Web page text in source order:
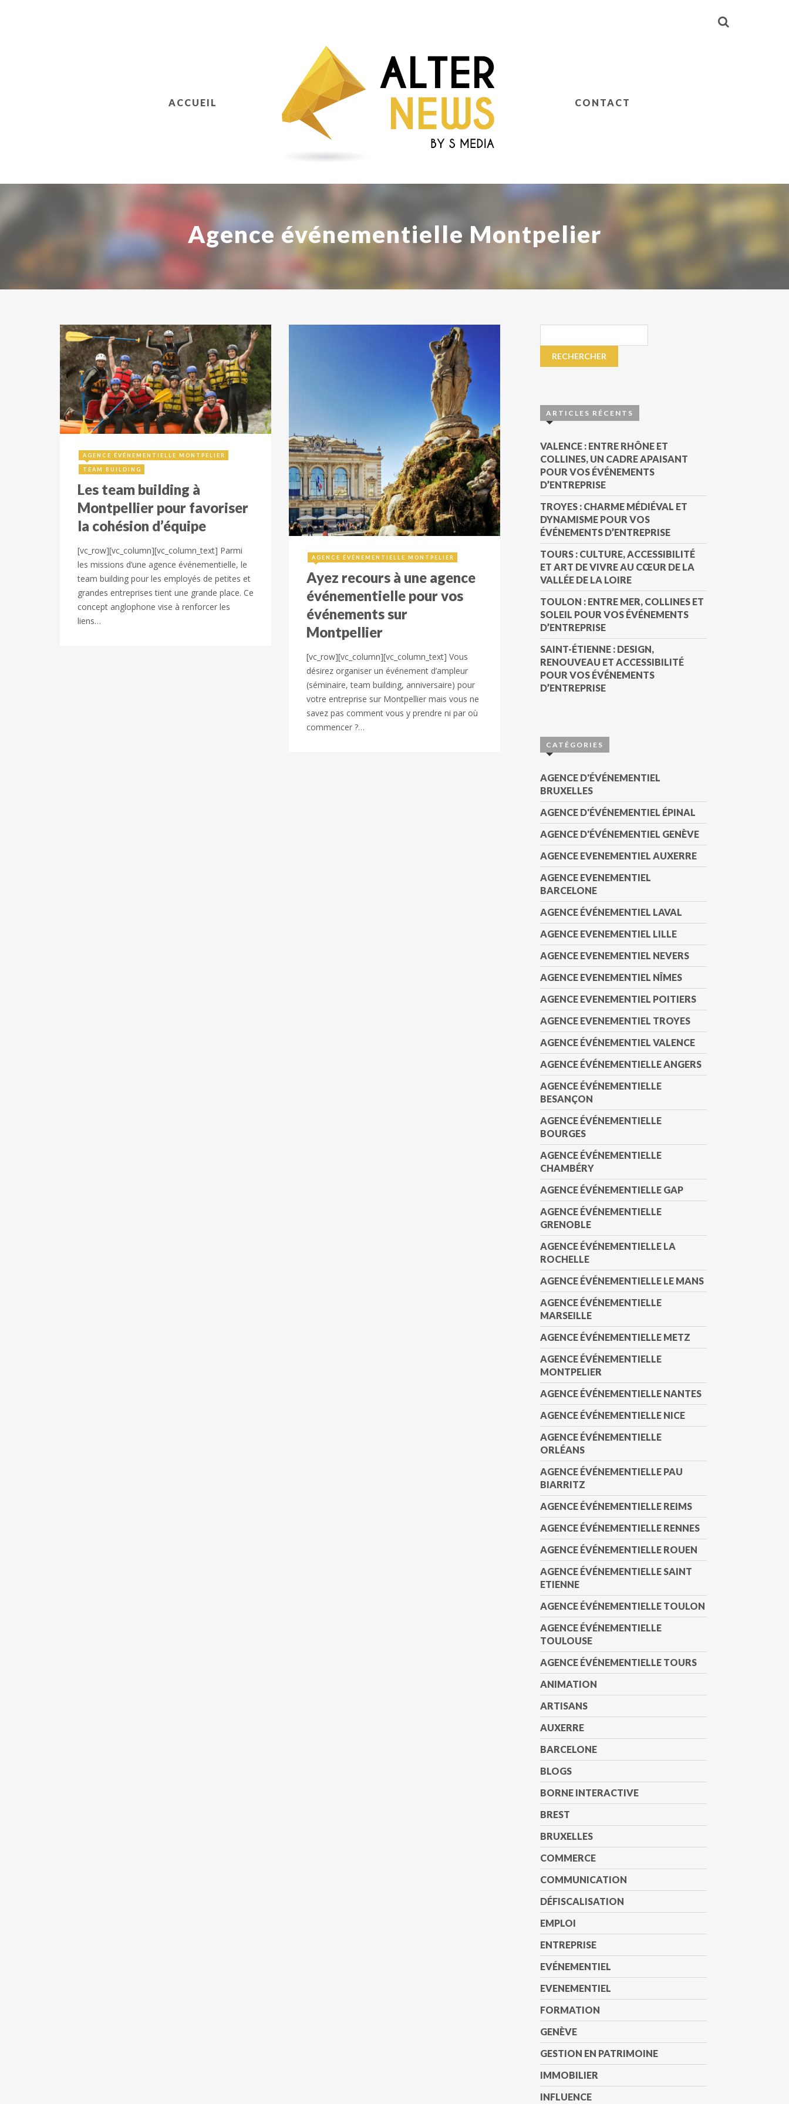
ACCUEIL CONTACT
Agence événementielle Montpelier
ARTICLES RÉCENTS
VALENCE : ENTRE RHÔNE ET
COLLINES, UN CADRE APAISANT
POUR VOS ÉVÉNEMENTS
D’ENTREPRISE
TROYES : CHARME MÉDIÉVAL ET
DYNAMISME POUR VOS
ÉVÉNEMENTS D’ENTREPRISE
TOURS : CULTURE, ACCESSIBILITÉ
ET ART DE VIVRE AU CŒUR DE LA
VALLÉE DE LA LOIRE
TOULON : ENTRE MER, COLLINES ET
SOLEIL POUR VOS ÉVÉNEMENTS
D’ENTREPRISE
SAINT-ÉTIENNE : DESIGN,
RENOUVEAU ET ACCESSIBILITÉ
POUR VOS ÉVÉNEMENTS
D’ENTREPRISE
CATÉGORIES
AGENCE D'ÉVÉNEMENTIEL
BRUXELLES
AGENCE D'ÉVÉNEMENTIEL ÉPINAL
AGENCE D'ÉVÉNEMENTIEL GENÈVE
AGENCE EVENEMENTIEL AUXERRE
AGENCE EVENEMENTIEL
BARCELONE
AGENCE ÉVÉNEMENTIEL LAVAL
AGENCE EVENEMENTIEL LILLE
AGENCE EVENEMENTIEL NEVERS
AGENCE EVENEMENTIEL NÎMES
AGENCE EVENEMENTIEL POITIERS
AGENCE EVENEMENTIEL TROYES
AGENCE ÉVÉNEMENTIEL VALENCE
AGENCE ÉVÉNEMENTIELLE ANGERS
AGENCE ÉVÉNEMENTIELLE
BESANÇON
AGENCE ÉVÉNEMENTIELLE
BOURGES
AGENCE ÉVÉNEMENTIELLE
CHAMBÉRY
AGENCE ÉVÉNEMENTIELLE GAP
AGENCE ÉVÉNEMENTIELLE
GRENOBLE
AGENCE ÉVÉNEMENTIELLE LA
ROCHELLE
AGENCE ÉVÉNEMENTIELLE LE MANS
AGENCE ÉVÉNEMENTIELLE
MARSEILLE
AGENCE ÉVÉNEMENTIELLE METZ
AGENCE ÉVÉNEMENTIELLE
MONTPELIER
AGENCE ÉVÉNEMENTIELLE NANTES
AGENCE ÉVÉNEMENTIELLE NICE
AGENCE ÉVÉNEMENTIELLE
ORLÉANS
AGENCE ÉVÉNEMENTIELLE PAU
BIARRITZ
AGENCE ÉVÉNEMENTIELLE REIMS
AGENCE ÉVÉNEMENTIELLE RENNES
AGENCE ÉVÉNEMENTIELLE ROUEN
AGENCE ÉVÉNEMENTIELLE SAINT
ETIENNE
AGENCE ÉVÉNEMENTIELLE TOULON
AGENCE ÉVÉNEMENTIELLE
TOULOUSE
AGENCE ÉVÉNEMENTIELLE TOURS
ANIMATION
ARTISANS
AUXERRE
BARCELONE
BLOGS
BORNE INTERACTIVE
BREST
BRUXELLES
COMMERCE
COMMUNICATION
DÉFISCALISATION
EMPLOI
ENTREPRISE
EVÉNEMENTIEL
EVENEMENTIEL
FORMATION
GENÈVE
GESTION EN PATRIMOINE
IMMOBILIER
INFLUENCE
AGENCE ÉVÉNEMENTIELLE MONTPELIER
TEAM BUILDING
Les team building à
Montpellier pour favoriser
la cohésion d’équipe
[vc_row][vc_column][vc_column_text] Parmi
les missions d’une agence événementielle, le
team building pour les employés de petites et
grandes entreprises tient une grande place. Ce
concept anglophone vise à renforcer les
liens…
AGENCE ÉVÉNEMENTIELLE MONTPELIER
Ayez recours à une agence
événementielle pour vos
événements sur
Montpellier
[vc_row][vc_column][vc_column_text] Vous
désirez organiser un événement d’ampleur
(séminaire, team building, anniversaire) pour
votre entreprise sur Montpellier mais vous ne
savez pas comment vous y prendre ni par où
commencer ?…